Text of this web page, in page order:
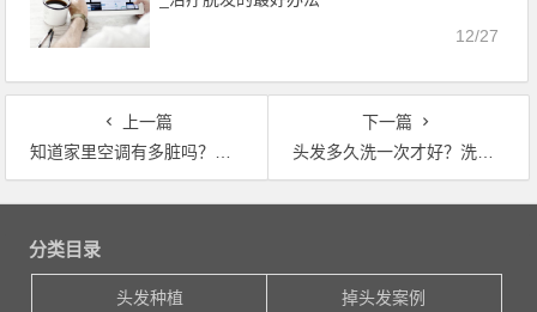
12/27
上一篇
知道家里空调有多脏吗？空调师傅教你清洗空调，简单干净又省钱_防脱发食疗
下一篇
头发多久洗一次才好？洗错的人太多，难怪90后也掉发_头发如何种植
文章导航
分类目录
头发种植 掉头发案例